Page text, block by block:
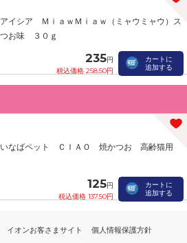
アイシア ＭｉａｗＭｉａｗ（ミャウミャウ）ス
お味 ３０ｇ
235円
税込価格 258.50円
カートに
追加する
いなばペット ＣＩＡＯ 焼かつお 高齢猫用
125円
税込価格 137.50円
カートに
追加する
イオンお客さまサイト
個人情報保護方針